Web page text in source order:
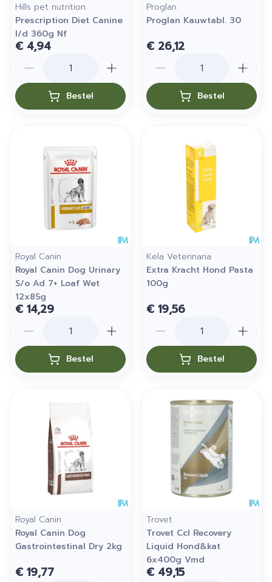
Hills pet nutrition
Prescription Diet Canine
I/d 360g Nf
€ 4,94
Bestel
Proglan
Proglan Kauwtabl. 30
€ 26,12
Bestel
Royal Canin
Royal Canin Dog Urinary
S/o Ad 7+ Loaf Wet
12x85g
€ 14,29
Bestel
Kela Veterinaria
Extra Kracht Hond Pasta
100g
€ 19,56
Bestel
Royal Canin
Royal Canin Dog
Gastrointestinal Dry 2kg
€ 19,77
Trovet
Trovet Ccl Recovery
Liquid Hond&kat
6x400g Vmd
€ 49,15